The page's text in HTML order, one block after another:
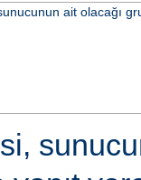
ait olacağı